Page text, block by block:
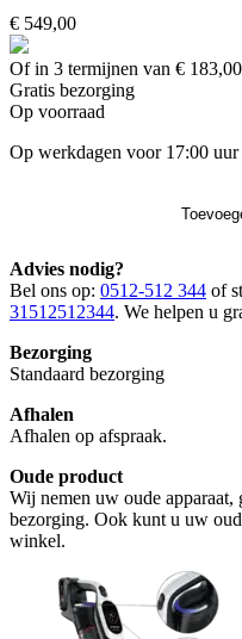
€ 549,00
Of in 3 termijnen van € 183,00
Gratis bezorging
Op voorraad
Op werkdagen voor 17:00
Advies nodig?
Bel ons op: 0512-512 344 of
31512512344. We helpen u
Bezorging
Standaard bezorging
Afhalen
Afhalen op afspraak.
Oude product
Wij nemen uw oude apparaat,
bezorging. Ook kunt u uw
winkel.